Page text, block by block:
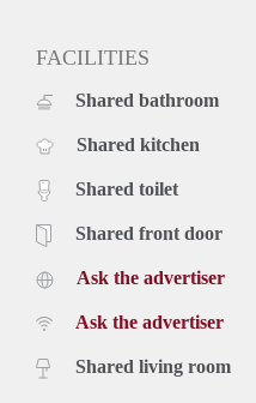
FACILITIES
Shared bathroom
Shared kitchen
Shared toilet
Shared front door
Ask the advertiser
Ask the advertiser
Shared living room